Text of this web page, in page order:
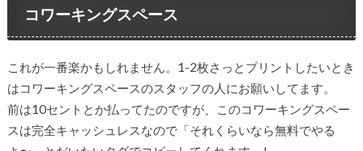
コワーキングスペース
これが一番楽かもしれません。1-2枚さっとプリントしたいとき
はコワーキングスペースのスタッフの人にお願いしてます。
前は10セントとか払ってたのですが、このコワーキングスペー
スは完全キャッシュレスなので「それくらいなら無料でやる